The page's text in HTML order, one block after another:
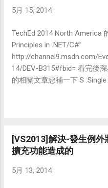
5月 15, 2014
TechEd 2014 North America
Principles in .NET/C#”
http://channel9.msdn.com/
14/DEV-B315#fbid= 看完後
的相關文章惡補一下 S
single-responsibility-
the-openclosed-principle--
tw.blogspot.tw/2011/12/2.html
L :Liskovs Substitution
[VS2013]解決-發生例
擴充功能造成的
5月 13, 2014